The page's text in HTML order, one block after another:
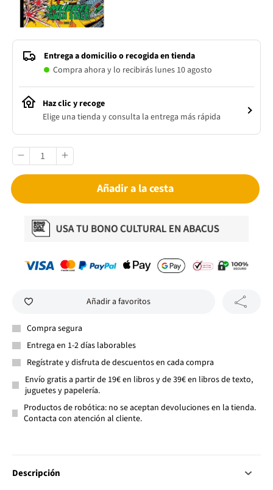
Entrega a domicilio o recogida en tienda
Compra ahora y lo recibirás lunes 10 agosto
Haz clic y recoge
Elige una tienda y consulta la entrega más rápida
Añadir a la cesta
Añadir a favoritos
Compra segura
Entrega en 1-2 días laborables
Regístrate y disfruta de descuentos en cada compra
Envío gratis a partir de 19€ en libros y de 39€ en libros de texto,
juguetes y papelería.
Productos de robótica: no se aceptan devoluciones en la tienda.
Contacta con atención al cliente.
Descripción